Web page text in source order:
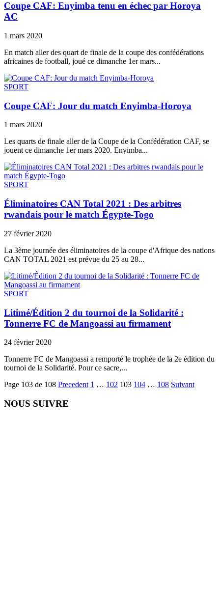
Coupe CAF: Enyimba tenu en échec par Horoya
AC
1 mars 2020
En match aller des quart de finale de la coupe des confédérations
africaines de football, joué ce dimanche 1er mars...
SPORT
Coupe CAF: Jour du match Enyimba-Horoya
1 mars 2020
Les quarts de finale aller de la Coupe de la Confédération CAF, se
jouent ce dimanche 1er mars 2020. Enyimba...
SPORT
Éliminatoires CAN Total 2021 : Des arbitres
rwandais pour le match Égypte-Togo
27 février 2020
La 3ème journée des éliminatoires de la coupe d'Afrique des nations
CAN TOTAL 2021 est prévue du 25 au 28...
SPORT
Litimé/Édition 2 du tournoi de la Solidarité :
Tonnerre FC de Mangoassi au firmament
24 février 2020
Tonnerre FC de Mangoassi a remporté le trophée de la 2e édition du
tournoi de la Solidarité. Pour ce sacre,...
Page 103 de 108 Precedent 1 … 102 103 104 … 108 Suivant
NOUS SUIVRE